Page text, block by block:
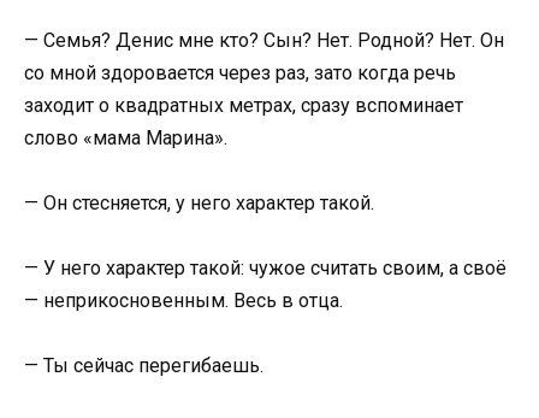
— Семья? Денис мне кто? Сын? Нет. Родной? Нет. Он
со мной здоровается через раз, зато когда речь
заходит о квадратных метрах, сразу вспоминает
слово «мама Марина».
— Он стесняется, у него характер такой.
— У него характер такой: чужое считать своим, а своё
— неприкосновенным. Весь в отца.
— Ты сейчас перегибаешь.